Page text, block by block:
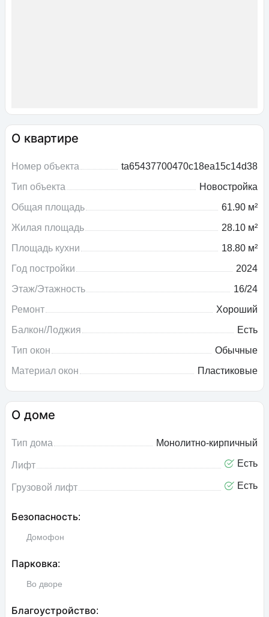
О квартире
Номер объекта
ta65437700470c18ea15c14d38
Тип объекта
Новостройка
Общая площадь
61.90 м²
Жилая площадь
28.10 м²
Площадь кухни
18.80 м²
Год постройки
2024
Этаж/Этажность
16/24
Ремонт
Хороший
Балкон/Лоджия
Есть
Тип окон
Обычные
Материал окон
Пластиковые
О доме
Тип дома Монолитно-кирпичный
Лифт Есть
Грузовой лифт Есть
Безопасность:
Домофон
Парковка:
Во дворе
Благоустройство: